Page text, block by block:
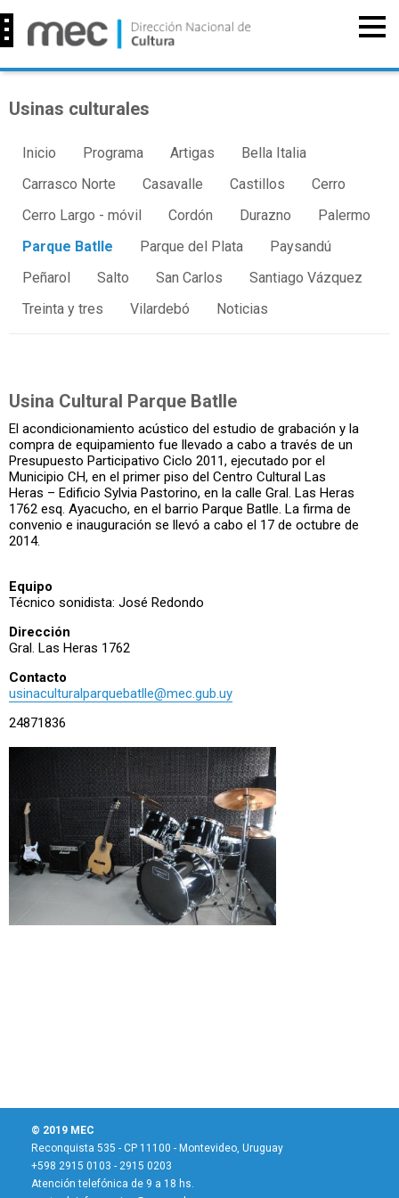
Usinas culturales
Inicio Programa Artigas
Bella Italia
Carrasco Norte
Casavalle Castillos
Cerro
Cerro Largo - móvil
Cordón Durazno
Palermo
Parque Batlle
Parque del Plata
Paysandú
Peñarol
Salto San Carlos
Santiago Vázquez
Treinta y tres
Vilardebó Noticias
Usina Cultural Parque Batlle
El acondicionamiento acústico del estudio de grabación y la
compra de equipamiento fue llevado a cabo a través de un
Presupuesto Participativo Ciclo 2011, ejecutado por el
Municipio CH, en el primer piso del Centro Cultural Las
Heras – Edificio Sylvia Pastorino, en la calle Gral. Las Heras
1762 esq. Ayacucho, en el barrio Parque Batlle. La firma de
convenio e inauguración se llevó a cabo el 17 de octubre de
2014.
Equipo
Técnico sonidista: José Redondo
Dirección
Gral. Las Heras 1762
Contacto
usinaculturalparquebatlle@mec.gub.uy
24871836
© 2019 MEC
Reconquista 535 - CP 11100 - Montevideo, Uruguay
+598 2915 0103 - 2915 0203
Atención telefónica de 9 a 18 hs.